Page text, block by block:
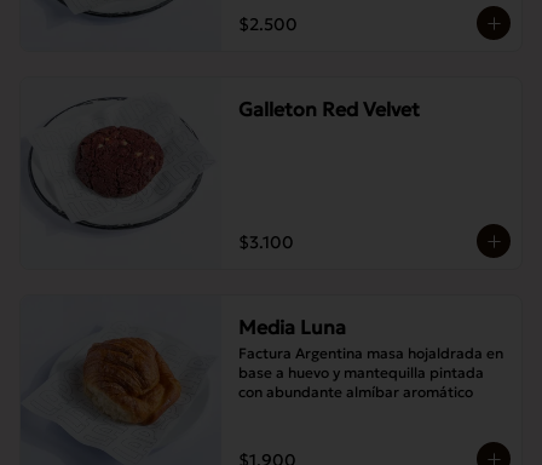
$2.500
Galleton Red Velvet
$3.100
Media Luna
Factura Argentina masa hojaldrada en
base a huevo y mantequilla pintada
con abundante almíbar aromático
$1.900